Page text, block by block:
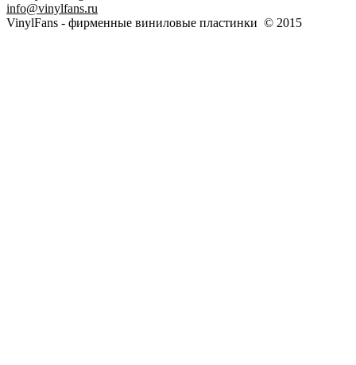
info@vinylfans.ru
VinylFans - фирменные виниловые пластинки © 2015